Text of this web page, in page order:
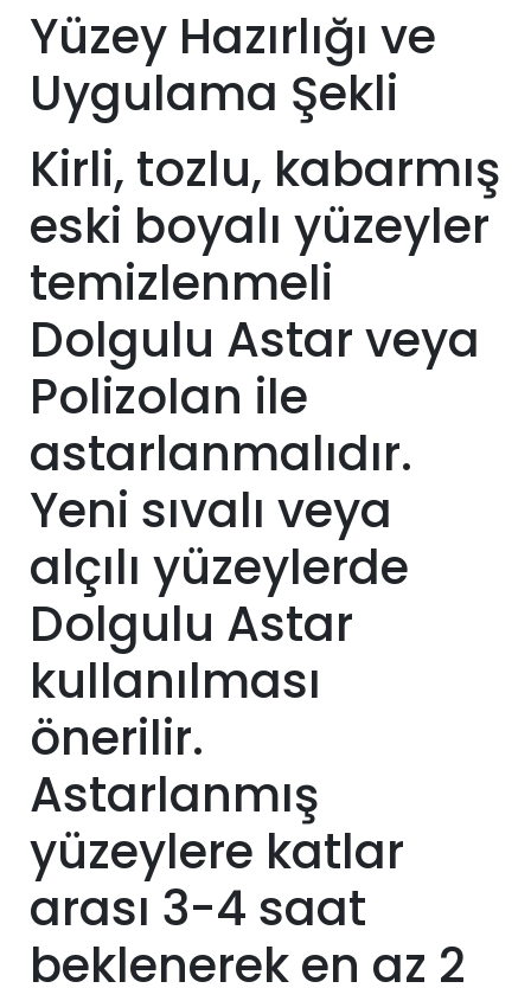
Yüzey Hazırlığı ve
Uygulama Şekli
Kirli, tozlu, kabarmış
eski boyalı yüzeyler
temizlenmeli
Dolgulu Astar veya
Polizolan ile
astarlanmalıdır.
Yeni sıvalı veya
alçılı yüzeylerde
Dolgulu Astar
kullanılması
önerilir.
Astarlanmış
yüzeylere katlar
arası 3-4 saat
beklenerek en az 2